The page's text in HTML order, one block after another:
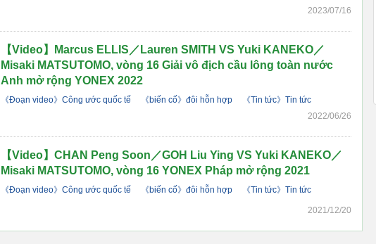
2023/07/16
【Video】Marcus ELLIS／Lauren SMITH VS Yuki KANEKO／
Misaki MATSUTOMO, vòng 16 Giải vô địch cầu lông toàn nước
Anh mở rộng YONEX 2022
《Đoạn video》Công ước quốc tế 《biến cố》đôi hỗn hợp
《Tin tức》Tin tức
2022/06/26
【Video】CHAN Peng Soon／GOH Liu Ying VS Yuki KANEKO／
Misaki MATSUTOMO, vòng 16 YONEX Pháp mở rộng 2021
《Đoạn video》Công ước quốc tế 《biến cố》đôi hỗn hợp 《Tin tức》Tin tức
2021/12/20